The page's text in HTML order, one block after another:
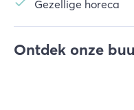
Gezellige horeca
Ontdek onze